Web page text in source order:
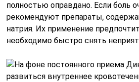
полностью оправдано. Если боль
рекомендуют препараты,
натрия. Их применение
необходимо быстро снять